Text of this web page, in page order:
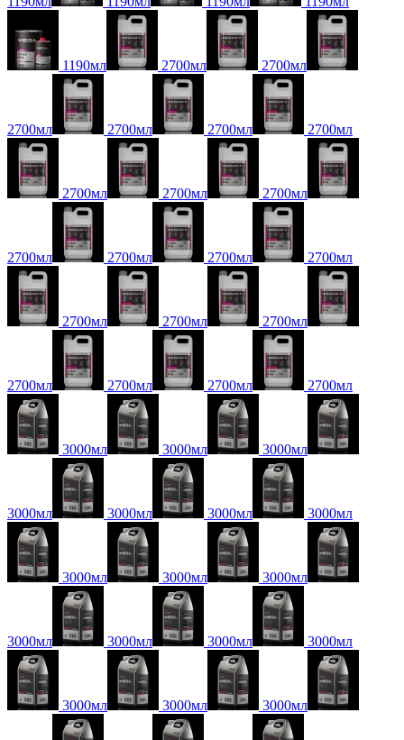
1190мл 2700мл 2700мл
2700мл 2700мл 2700мл 2700мл
2700мл 2700мл 2700мл
2700мл 2700мл 2700мл 2700мл
2700мл 2700мл 2700мл
2700мл 2700мл 2700мл 2700мл
3000мл 3000мл 3000мл
3000мл 3000мл 3000мл 3000мл
3000мл 3000мл 3000мл
3000мл 3000мл 3000мл 3000мл
3000мл 3000мл 3000мл